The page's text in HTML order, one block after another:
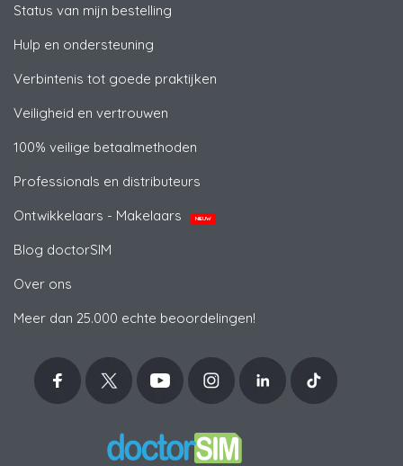
Status van mijn bestelling
Hulp en ondersteuning
Verbintenis tot goede praktijken
Veiligheid en vertrouwen
100% veilige betaalmethoden
Professionals en distributeurs
Ontwikkelaars - Makelaars
NIEUW
Blog doctorSIM
Over ons
Meer dan 25.000 echte beoordelingen!